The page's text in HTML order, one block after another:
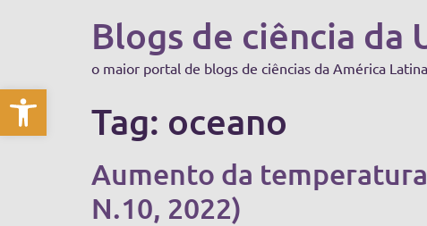
Abrir a barra de ferramentas
Blogs de ciência da
o maior portal de blogs de ciências da América Latina
Tag: oceano
Aumento da
N.10, 2022)